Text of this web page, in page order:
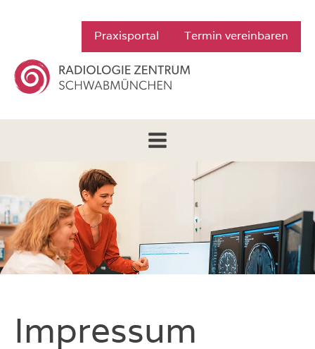
Zur Startseite von Radiologie Zentrum
Praxisportal Termin vereinbaren
Impressum